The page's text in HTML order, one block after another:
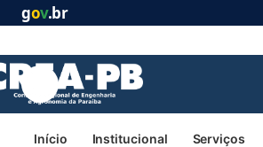
gov.br
Início Institucional Serviços